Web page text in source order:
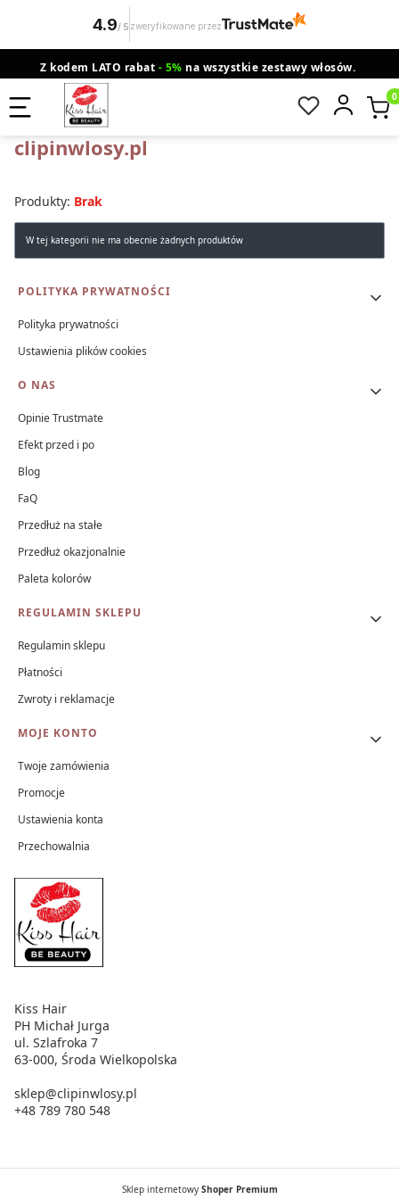
Z kodem LATO rabat - 5% na wszystkie zestawy włosów.
wysyłka gratis od 200 zł Orlen Paczka
clipinwlosy.pl
Produkty: Brak
Lista produktów
W tej kategorii nie ma obecnie żadnych produktów
Linki w stopce
POLITYKA PRYWATNOŚCI
Polityka prywatności
Ustawienia plików cookies
O NAS
Opinie Trustmate
Efekt przed i po
Blog
FaQ
Przedłuż na stałe
Przedłuż okazjonalnie
Paleta kolorów
REGULAMIN SKLEPU
Regulamin sklepu
Płatności
Zwroty i reklamacje
MOJE KONTO
Twoje zamówienia
Promocje
Ustawienia konta
Przechowalnia
Kiss Hair
PH Michał Jurga
ul. Szlafroka 7
63-000, Środa Wielkopolska
sklep@clipinwlosy.pl
+48 789 780 548
Sklep internetowy Shoper Premium
4.9/ 5 zweryfikowane przez